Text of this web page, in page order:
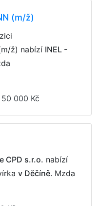
(m/ž)
ž) nabízí INEL -
000 Kč
CPD s.r.o. nabízí
v Děčíně. Mzda